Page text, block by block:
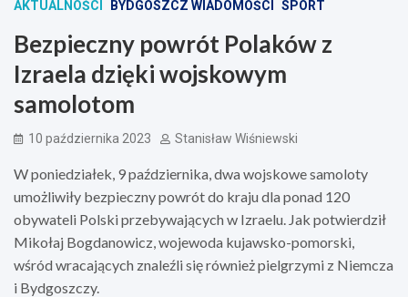
AKTUALNOŚCI BYDGOSZCZ WIADOMOŚCI SPORT
Bezpieczny powrót Polaków z
Izraela dzięki wojskowym
samolotom
10 października 2023 Stanisław Wiśniewski
W poniedziałek, 9 października, dwa wojskowe samoloty
umożliwiły bezpieczny powrót do kraju dla ponad 120
obywateli Polski przebywających w Izraelu. Jak potwierdził
Mikołaj Bogdanowicz, wojewoda kujawsko-pomorski,
wśród wracających znaleźli się również pielgrzymi z Niemcza
i Bydgoszczy.